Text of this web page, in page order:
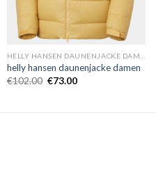
helly hansen daunenjacke damen
€102.00 €73.00